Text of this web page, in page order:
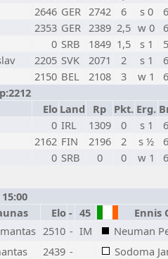
2646 GER 2742 6 s 0
2353 GER 2389 2,5 w 0
0 SRB 1849 1,5 s 1
2205 SVK 2071 2 s 1
2150 BEL 2108 3 w 1
Elo Land Rp Pkt. Erg.
0 IRL 1309 0 s 1
2162 FIN 2196 2 s ½
0 SRB 0 0 w 1
Elo - 45
Ennis
2510 - IM
Neuman
2439 -
Sodoma